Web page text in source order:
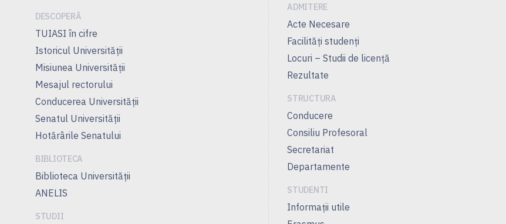
DESCOPERĂ
TUIASI în cifre
Istoricul Universităţii
Misiunea Universităţii
Mesajul rectorului
Conducerea Universităţii
Senatul Universității
Hotărârile Senatului
BIBLIOTECA
Biblioteca Universității
ANELIS
STUDII
ADMITERE
Acte Necesare
Facilităţi studenţi
Locuri – Studii de licenţă
Rezultate
STRUCTURA
Conducere
Consiliu Profesoral
Secretariat
Departamente
STUDENTI
Informații utile